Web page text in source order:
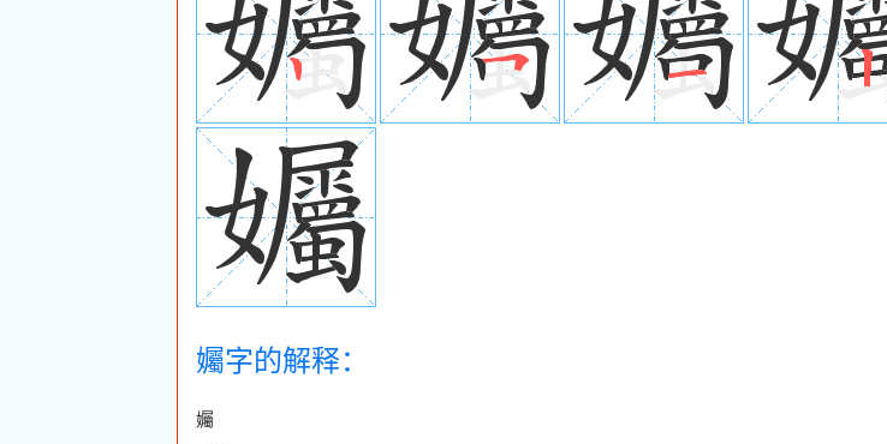
孎字的解释：
孎